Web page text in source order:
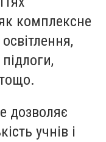
комплексне
дозволяє
учнів і